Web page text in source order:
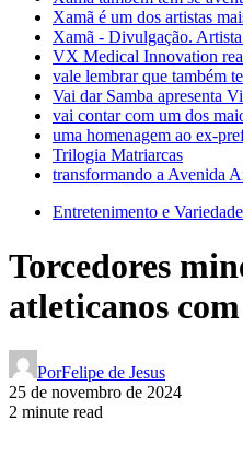
Xamã é um dos artistas
Xamã - Divulgação.
VX Medical Innovation
vale lembrar que também
Vai dar Samba apresenta
vai contar com um dos
uma homenagem ao ex-
Trilogia Matriarcas
transformando a Avenida
Entretenimento e
Torcedores
atleticanos
PorFelipe de Jesus
25 de novembro de 2024
2 minute read